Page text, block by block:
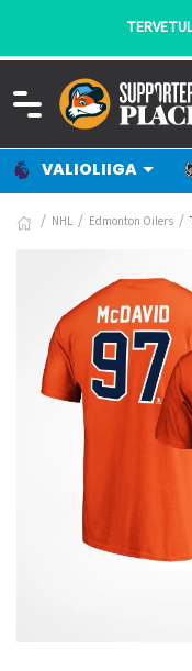
VALIOLIIGA
NHL Edmonton Oilers